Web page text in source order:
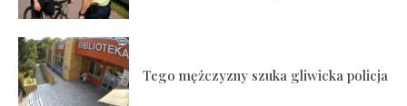
Tego mężczyzny szuka gliwicka policja